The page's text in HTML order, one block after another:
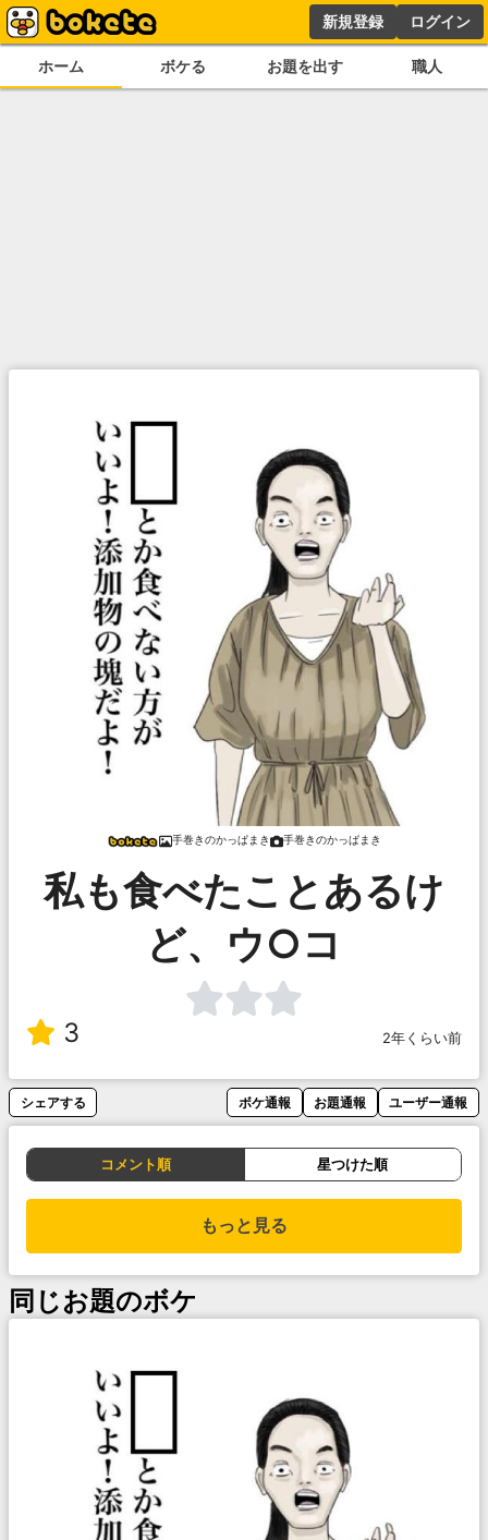
新規登録 ログイン
ホーム ボケる お題を出す 職人
手巻きのかっぱまき 手巻きのかっぱまき
私も食べたことあるけ
ど、ウ○コ
3 2年くらい前
シェアする ボケ通報 お題通報 ユーザー通報
コメント順 星つけた順
もっと見る
同じお題のボケ